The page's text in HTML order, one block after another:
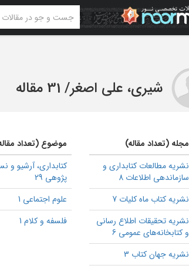
شیری، علی اصغر/ 31 مقاله
مجله (تعداد مقاله)
نشریه مطالعات کتابداری و
سازماندهی اطلاعات 8
نشریه کتاب ماه کلیات 7
نشریه تحقیقات اطلاع رسانی
و کتابخانه‌های عمومی 6
نشریه جهان کتاب 3
موضوع (تعداد
كتابداری، آرشیو و
پژوهی 29
علوم اجتماعی 1
فلسفه و کلام 1